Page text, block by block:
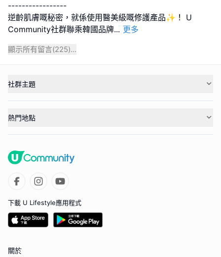
-----------------
逆齡肌膚嘅秘密，就係使用醫美級嘅修護產品✨！ U
Community社群聯乘韓國品牌... 更多
顯示所有留言(225)...
社群主題
熱門地點
下載 U Lifestyle應用程式
關於